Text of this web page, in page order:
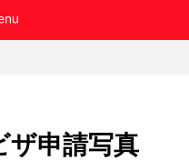
ザ申請写真